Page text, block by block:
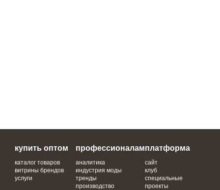
купить оптом
каталог товаров
витрины брендов
услуги
профессионалам
аналитика
индустрия моды
тренды
производство
платформа
сайт
клуб
специальные
проекты